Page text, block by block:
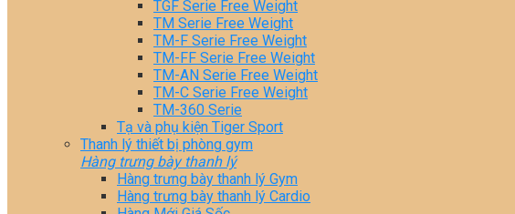
TGF Serie Free Weight
TM Serie Free Weight
TM-F Serie Free Weight
TM-FF Serie Free Weight
TM-AN Serie Free Weight
TM-C Serie Free Weight
TM-360 Serie
Tạ và phụ kiện Tiger Sport
Thanh lý thiết bị phòng gym
Hàng trưng bày thanh lý
Hàng trưng bày thanh lý Gym
Hàng trưng bày thanh lý Cardio